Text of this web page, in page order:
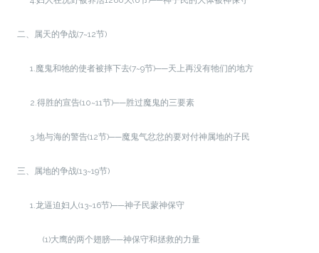
二、属天的争战(7~12节)
1.魔鬼和牠的使者被摔下去(7~9节)──天上再没有牠们的地方
2.得胜的宣告(10~11节)──胜过魔鬼的三要素
3.地与海的警告(12节)──魔鬼气忿忿的要对付神属地的子民
三、属地的争战(13~19节)
1.龙逼迫妇人(13~16节)──神子民蒙神保守
(1)大鹰的两个翅膀──神保守和拯救的力量